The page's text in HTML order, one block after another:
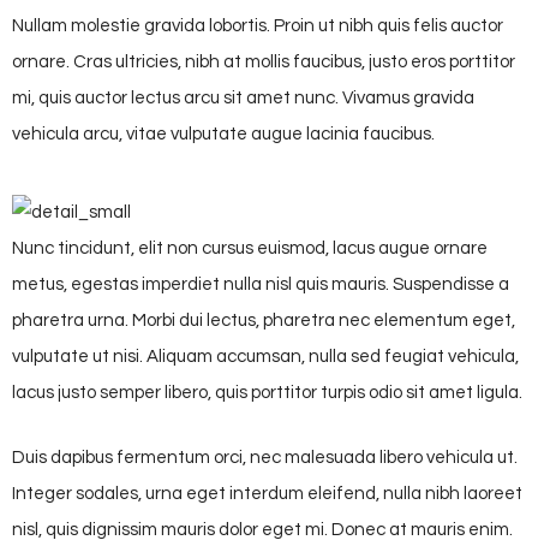
Nullam molestie gravida lobortis. Proin ut nibh quis felis auctor
ornare. Cras ultricies, nibh at mollis faucibus, justo eros porttitor
mi, quis auctor lectus arcu sit amet nunc. Vivamus gravida
vehicula arcu, vitae vulputate augue lacinia faucibus.
Nunc tincidunt, elit non cursus euismod, lacus augue ornare
metus, egestas imperdiet nulla nisl quis mauris. Suspendisse a
pharetra urna. Morbi dui lectus, pharetra nec elementum eget,
vulputate ut nisi. Aliquam accumsan, nulla sed feugiat vehicula,
lacus justo semper libero, quis porttitor turpis odio sit amet ligula.
Duis dapibus fermentum orci, nec malesuada libero vehicula ut.
Integer sodales, urna eget interdum eleifend, nulla nibh laoreet
nisl, quis dignissim mauris dolor eget mi. Donec at mauris enim.